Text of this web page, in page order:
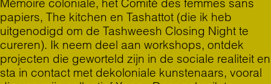
Mémoire coloniale, het Comité des femmes sans
papiers, The kitchen en Tashattot (die ik heb
uitgenodigd om de Tashweesh Closing Night te
cureren). Ik neem deel aan workshops, ontdek
projecten die geworteld zijn in de sociale realiteit en
sta in contact met dekoloniale kunstenaars, vooral